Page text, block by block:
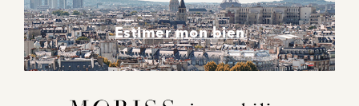
Estimer mon bien